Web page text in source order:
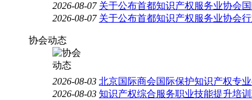
2026-08-07 关于公布首都知识产权服务业协会
2026-08-07 关于公布首都知识产权服务业协会
协会动态
2026-08-03 北京国际商会国际保护知识产权专
2026-08-03 知识产权综合服务职业技能提升培